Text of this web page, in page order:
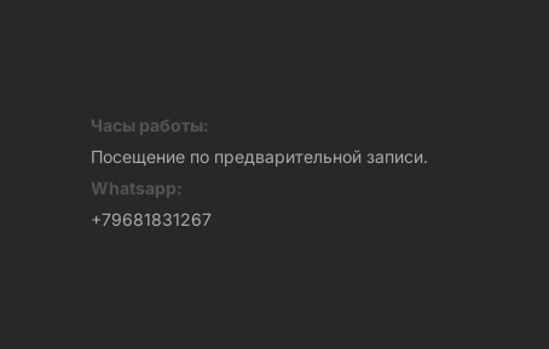
Часы работы:
Посещение по предварительной записи.
Whatsapp:
+79681831267